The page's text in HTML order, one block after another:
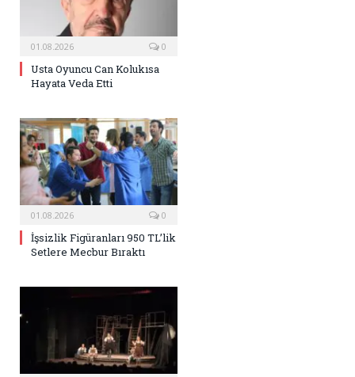
01.08.2026 0
Usta Oyuncu Can Kolukısa
Hayata Veda Etti
01.08.2026 0
İşsizlik Figüranları 950 TL’lik
Setlere Mecbur Bıraktı